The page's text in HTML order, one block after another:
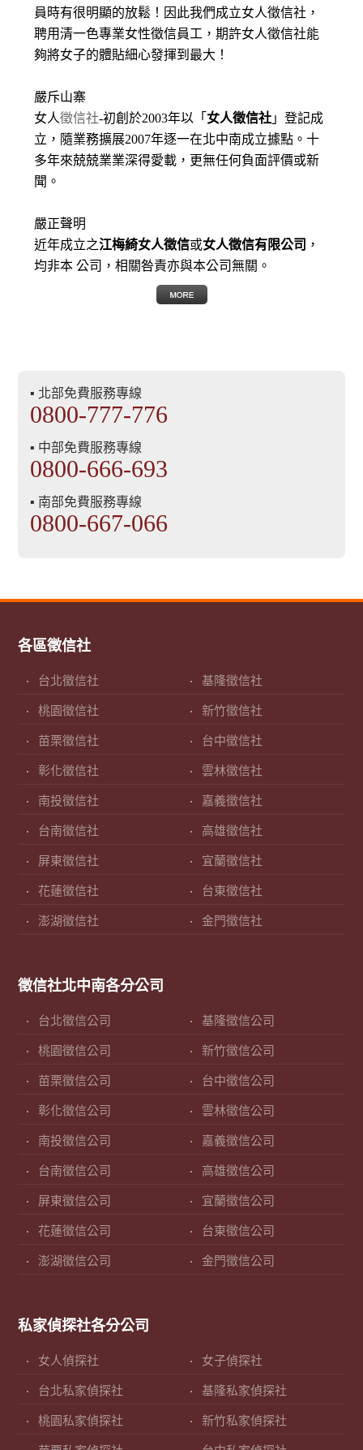
員時有很明顯的放鬆！因此我們成立女人徵信社，
聘用清一色專業女性徵信員工，期許女人徵信社能
夠將女子的體貼細心發揮到最大 ！
嚴斥山寨
女人徵信社-初創於2003年以「 女人徵信社 」登記成
立，隨業務擴展2007年逐一在北中南成立據點。十
多年來兢兢業業深得愛載，更無任何負面評價或新
聞。
嚴正聲明
近年成立之江梅綺女人徵信或女人徵信有限公司 ，
均非本 公司，相關咎責亦與本公司無關。
▪ 北部免費服務專線
0800-777-776
▪ 中部免費服務專線
0800-666-693
▪ 南部免費服務專線
0800-667-066
各區徵信社
台北徵信社 基隆徵信社
桃園徵信社 新竹徵信社
苗栗徵信社 台中徵信社
彰化徵信社 雲林徵信社
南投徵信社 嘉義徵信社
台南徵信社 高雄徵信社
屏東徵信社 宜蘭徵信社
花蓮徵信社 台東徵信社
澎湖徵信社 金門徵信社
徵信社北中南各分公司
台北徵信公司 基隆徵信公司
桃園徵信公司 新竹徵信公司
苗栗徵信公司 台中徵信公司
彰化徵信公司 雲林徵信公司
南投徵信公司 嘉義徵信公司
台南徵信公司 高雄徵信公司
屏東徵信公司 宜蘭徵信公司
花蓮徵信公司 台東徵信公司
澎湖徵信公司 金門徵信公司
私家偵探社各分公司
女人偵探社 女子偵探社
台北私家偵探社 基隆私家偵探社
桃園私家偵探社 新竹私家偵探社